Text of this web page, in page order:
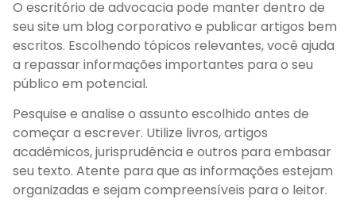
O escritório de advocacia pode manter dentro de
seu site um blog corporativo e publicar artigos bem
escritos. Escolhendo tópicos relevantes, você ajuda
a repassar informações importantes para o seu
público em potencial.
Pesquise e analise o assunto escolhido antes de
começar a escrever. Utilize livros, artigos
acadêmicos, jurisprudência e outros para embasar
seu texto. Atente para que as informações estejam
organizadas e sejam compreensíveis para o leitor.